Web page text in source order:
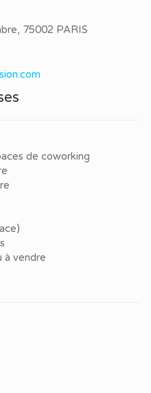
75002 PARIS
de coworking
à vendre